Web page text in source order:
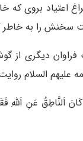
اعتیاد بروی
سخنش را به خاطر
فراوان دیگری
علیهم السلام
اَلنَّاطِقُ عَنِ اَللَّهِ